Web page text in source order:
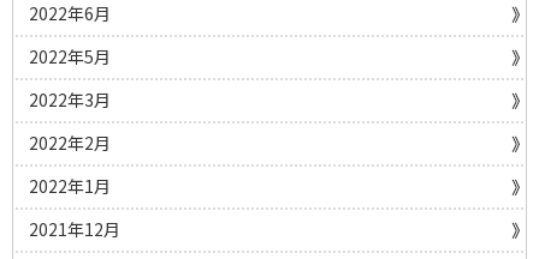
2022年6月
2022年5月
2022年3月
2022年2月
2022年1月
2021年12月